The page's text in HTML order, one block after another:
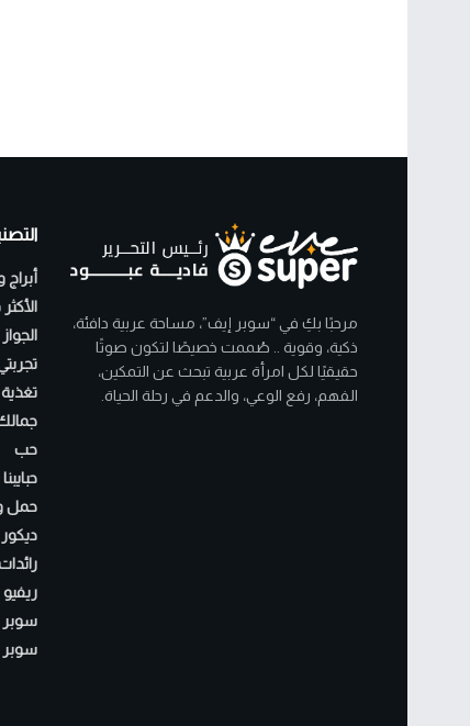
مرحبًا بكِ في “سوبر إيف”، مساحة عربية دافئة،
ذكية، وقوية .. صُممت خصيصًا لتكون صوتًا
حقيقيًا لكل امرأة عربية تبحث عن التمكين،
الفهم، رفع الوعي، والدعم في رحلة الحياة.
أبراج
تغذية
حب
حمل
ديكور
ريفيو
سوبر
سوبر